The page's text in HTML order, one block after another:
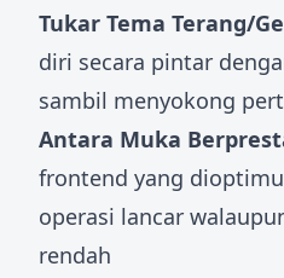
Tukar Tema Terang/
diri secara pintar
sambil menyokong
Antara Muka
frontend yang
operasi lancar
rendah